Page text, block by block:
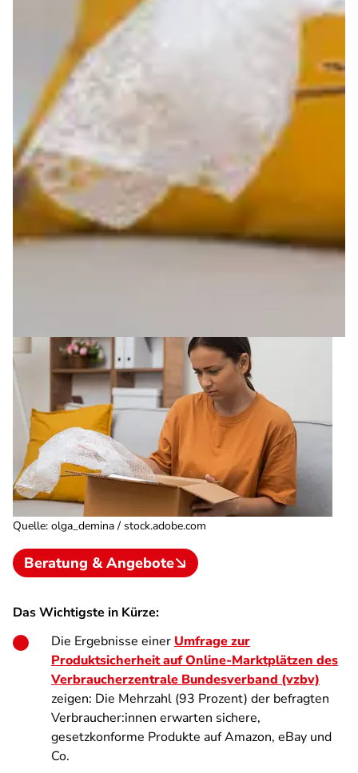
Quelle: olga_demina / stock.adobe.com
Beratung & Angebote
Das Wichtigste in Kürze:
Die Ergebnisse einer Umfrage zur
Produktsicherheit auf Online-Marktplätzen des
Verbraucherzentrale Bundesverband (vzbv)
zeigen: Die Mehrzahl (93 Prozent) der befragten
Verbraucher:innen erwarten sichere,
gesetzkonforme Produkte auf Amazon, eBay und
Co.